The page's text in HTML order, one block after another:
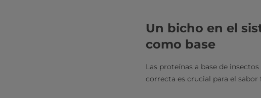
Un bicho en el
como base
Las proteínas a base de
correcta es crucial para el